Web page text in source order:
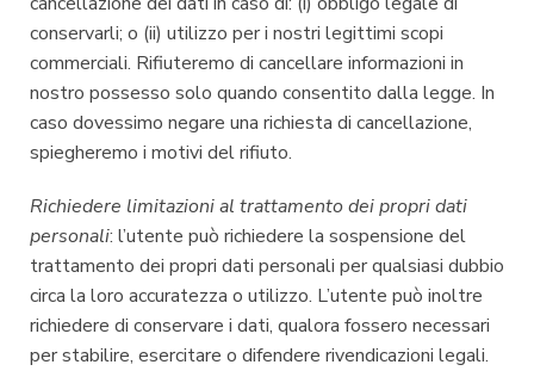
conservarli; o (ii) utilizzo per i nostri legittimi scopi
commerciali. Rifiuteremo di cancellare informazioni in
nostro possesso solo quando consentito dalla legge. In
caso dovessimo negare una richiesta di cancellazione,
spiegheremo i motivi del rifiuto.
Richiedere limitazioni al trattamento dei propri dati
personali: l’utente può richiedere la sospensione del
trattamento dei propri dati personali per qualsiasi dubbio
circa la loro accuratezza o utilizzo. L’utente può inoltre
richiedere di conservare i dati, qualora fossero necessari
per stabilire, esercitare o difendere rivendicazioni legali.